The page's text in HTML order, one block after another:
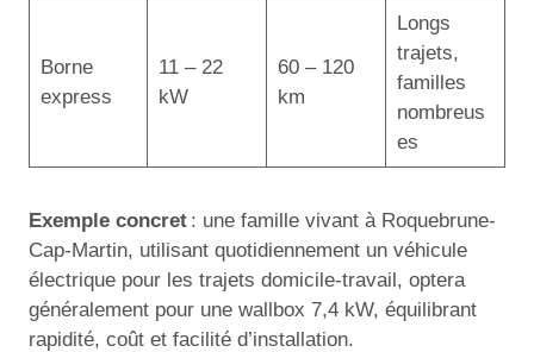
Borne
express
11 – 22
kW
60 – 120
km
Longs
trajets,
familles
nombreus
es
Exemple concret : une famille vivant à Roquebrune-
Cap-Martin, utilisant quotidiennement un véhicule
électrique pour les trajets domicile-travail, optera
généralement pour une wallbox 7,4 kW, équilibrant
rapidité, coût et facilité d’installation.